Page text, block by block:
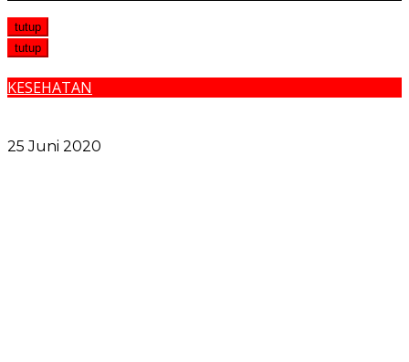
tutup
tutup
KESEHATAN
25 Juni 2020